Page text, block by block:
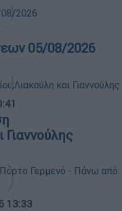
05/08/2026
Γιαννούλης
13:33